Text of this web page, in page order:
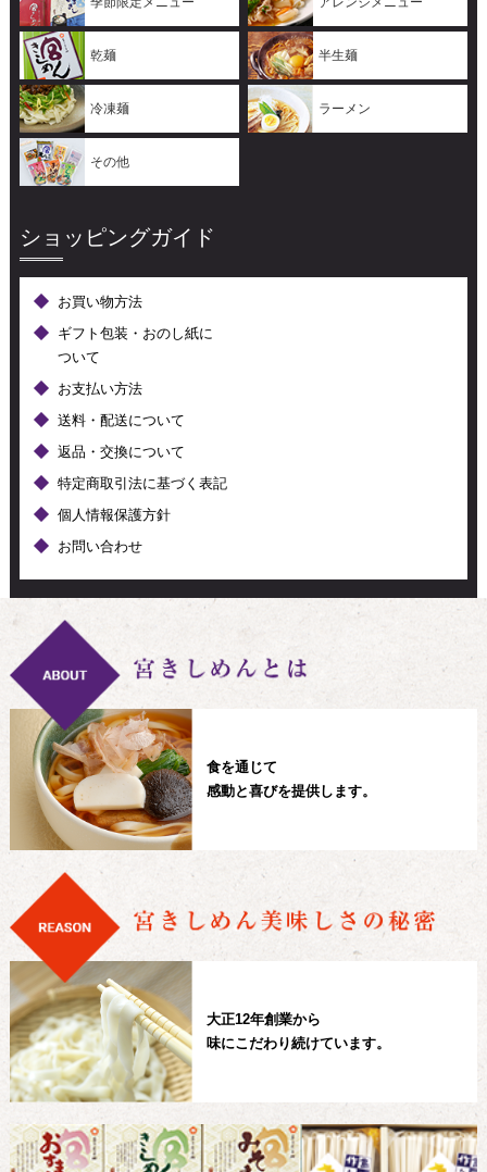
乾麺 半生麺
冷凍麺 ラーメン
その他
ショッピングガイド
お買い物方法
ギフト包装・おのし紙に
ついて
お支払い方法
送料・配送について
返品・交換について
特定商取引法に基づく表記
個人情報保護方針
お問い合わせ
食を通じて
感動と喜びを提供します。
大正12年創業から
味にこだわり続けています。